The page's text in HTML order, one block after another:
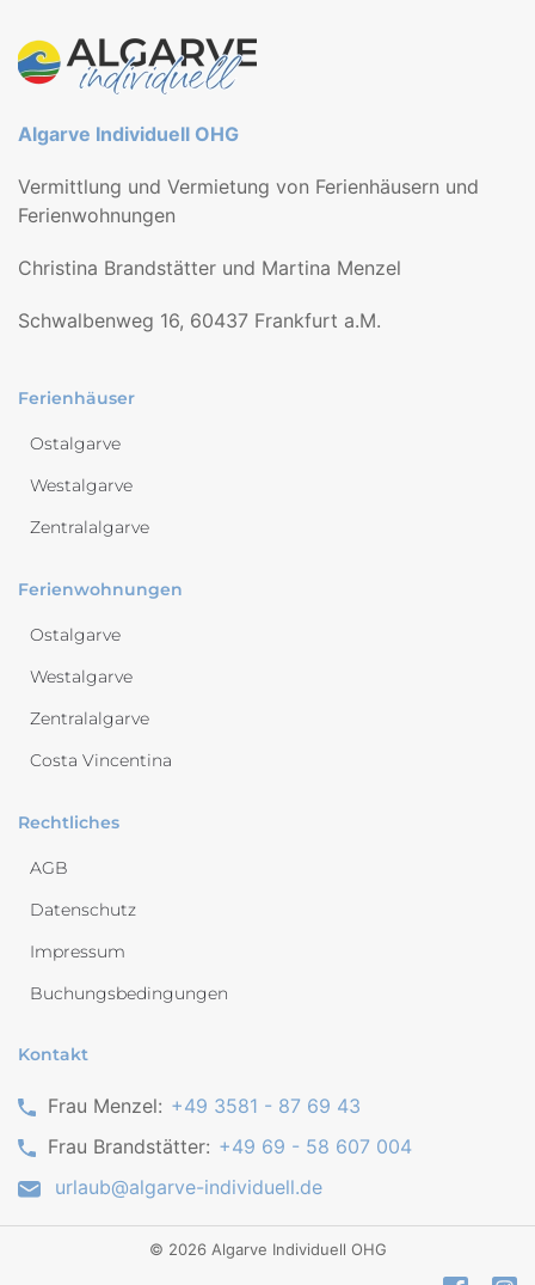
Algarve Individuell OHG
Vermittlung und Vermietung von Ferienhäusern und
Ferienwohnungen
Christina Brandstätter und Martina Menzel
Schwalbenweg 16, 60437 Frankfurt a.M.
Ferienhäuser
Ostalgarve
Westalgarve
Zentralalgarve
Ferienwohnungen
Ostalgarve
Westalgarve
Zentralalgarve
Costa Vincentina
Rechtliches
AGB
Datenschutz
Impressum
Buchungsbedingungen
Kontakt
Frau Menzel: +49 3581 - 87 69 43
Frau Brandstätter: +49 69 - 58 607 004
urlaub@algarve-individuell.de
© 2026Algarve Individuell OHG